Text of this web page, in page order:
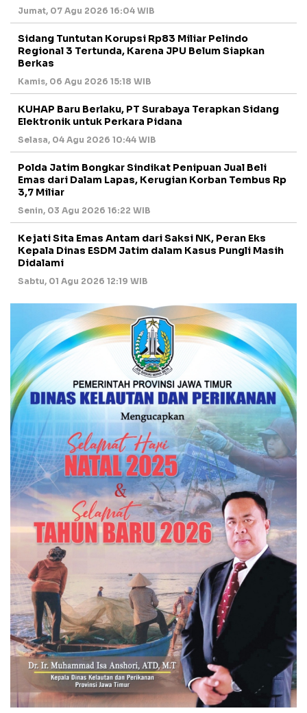
Jumat, 07 Agu 2026 16:04 WIB
Sidang Tuntutan Korupsi Rp83 Miliar Pelindo
Regional 3 Tertunda, Karena JPU Belum Siapkan
Berkas
Kamis, 06 Agu 2026 15:18 WIB
KUHAP Baru Berlaku, PT Surabaya Terapkan Sidang
Elektronik untuk Perkara Pidana
Selasa, 04 Agu 2026 10:44 WIB
Polda Jatim Bongkar Sindikat Penipuan Jual Beli
Emas dari Dalam Lapas, Kerugian Korban Tembus Rp
3,7 Miliar
Senin, 03 Agu 2026 16:22 WIB
Kejati Sita Emas Antam dari Saksi NK, Peran Eks
Kepala Dinas ESDM Jatim dalam Kasus Pungli Masih
Didalami
Sabtu, 01 Agu 2026 12:19 WIB